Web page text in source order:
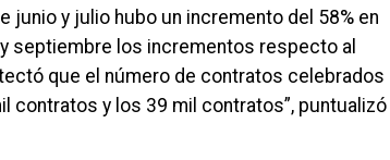
junio y julio hubo un incremento del 58% en
septiembre los incrementos respecto al
que el número de contratos celebrados
contratos y los 39 mil contratos”, puntualizó